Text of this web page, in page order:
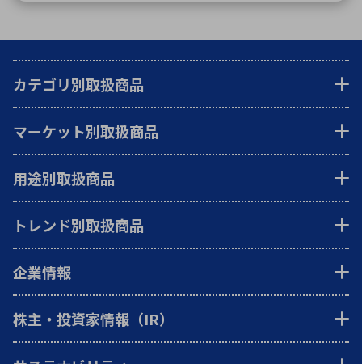
カテゴリ別取扱商品
マーケット別取扱商品
用途別取扱商品
トレンド別取扱商品
企業情報
株主・投資家情報（IR）